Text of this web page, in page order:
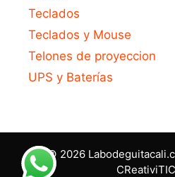
Teclados
Teclados y Mouse
Telones de proyeccion
UPS y Baterías
© 2026